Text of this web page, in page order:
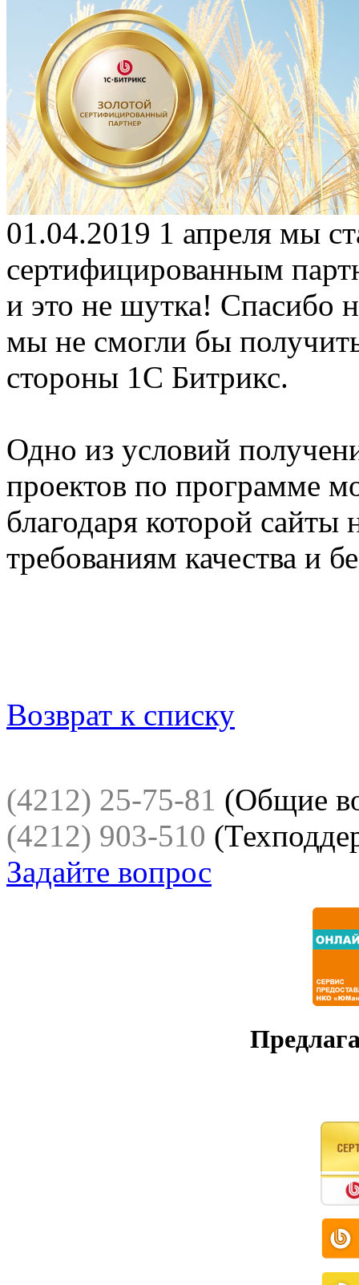
01.04.2019 1 апреля мы
сертифицированным
и это не шутка! Спасибо
мы не смогли бы
стороны 1С Битрикс.
Одно из условий
проектов по программе
благодаря которой
требованиям качества и
Возврат к списку
(4212) 25-75-81 (Общие
(4212) 903-510
Задайте вопрос